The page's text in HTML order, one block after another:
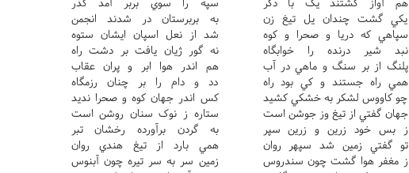
يکي گشت چندان يل تيغ زن
به بربرستان در شدند انجمن
سپاهي که دريا و صحرا و کوه
شد از نعل اسپان ايشان ستوه
نبد شير درنده را خوابگاه
نه گور ژيان يافت بر دشت راه
پلنگ از بر سنگ و ماهي در آب
هم اندر هوا ابر و پران عقاب
همي راه جستند و کي بود راه
دد و دام را بر چنان رزمگاه
چو کاووس لشکر به خشکي کشيد
کس اندر جهان کوه و صحرا نديد
جهان گفتي از تيغ وز جوشن است
ستاره ز نوک سنان روشن است
ز بس خود زرين و زرين سپر
به گردن برآورده رخشان تبر
تو گفتي زمين شد سپهر روان
همي بارد از تيغ هندي روان
ز مغفر هوا گشت چون سندروس
زمين سر به سر تيره چون آبنوس